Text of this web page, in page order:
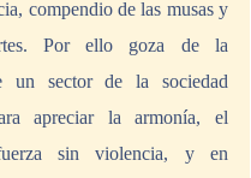
compendio de las musas y
Por ello goza de la
un sector de la sociedad
apreciar la armonía, el
sin violencia, y en